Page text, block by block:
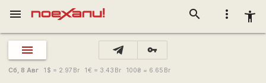
more_vert accessibility_new
search
menu
vpn_key
Сб, 8 Авг 1 $ = 2.97 Br 1€ = 3.43 Br 100₴ = 6.65 Br